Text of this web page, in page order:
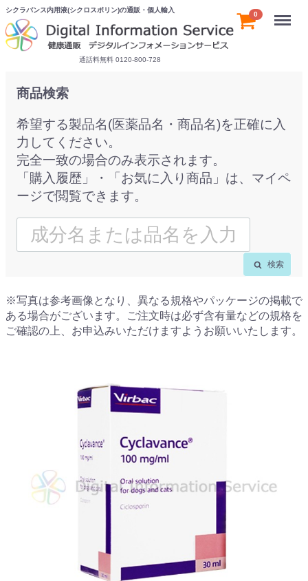
シクラバンス内用液(シクロスポリン)の通販・個人輸入
通話料無料 0120-800-728
0 Menu
商品検索
希望する製品名(医薬品名・商品名)を正確に入
力してください。
完全一致の場合のみ表示されます。
「購入履歴」・「お気に入り商品」は、マイペ
ージで閲覧できます。
検索
※写真は参考画像となり、異なる規格やパッケージの掲載で
ある場合がございます。ご注文時は必ず含有量などの規格を
ご確認の上、お申込みいただけますようお願いいたします。